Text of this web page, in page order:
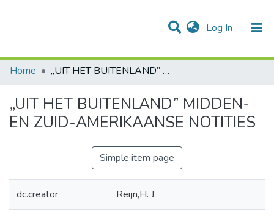
Log In (current)
Communities & Collections
Statistics
All of DSpace
Home
„UIT HET BUITENLAND” MIDDEN- EN ZUID-AMERIKAANSE NOTITIES
„UIT HET BUITENLAND” MIDDEN-
EN ZUID-AMERIKAANSE NOTITIES
Simple item page
dc.creator Reijn,H. J.